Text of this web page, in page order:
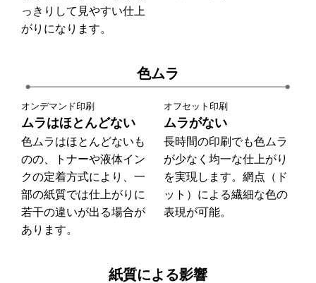
っきりして見やすい仕上
がりになります。
色ムラ
オンデマンド印刷
ムラはほとんどない
色ムラはほとんどないも
のの、トナーや液体イン
クの定着方式により、一
部の紙質では仕上がりに
若干の違いが出る場合が
あります。
オフセット印刷
ムラがない
長時間の印刷でも色ムラ
が少なく均一な仕上がり
を実現します。網点（ド
ット）による繊細な色の
表現が可能。
紙質による影響